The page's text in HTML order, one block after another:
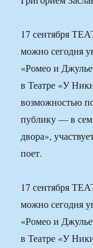
17 сентября
можно сегодня
«Ромео и
в Театре «У
возможностью
публику — в
двора»,
поет.
17 сентября
можно сегодня
«Ромео и
в Театре «У